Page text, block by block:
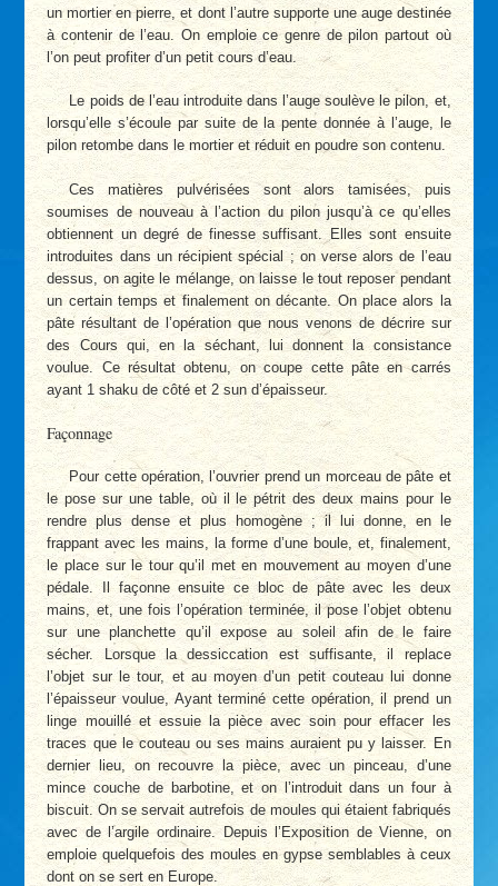
un mortier en pierre, et dont l’autre supporte une auge destinée
à contenir de l’eau. On emploie ce genre de pilon partout où
l’on peut profiter d’un petit cours d’eau.
Le poids de l’eau introduite dans l’auge soulève le pilon, et,
lorsqu’elle s’écoule par suite de la pente donnée à l’auge, le
pilon retombe dans le mortier et réduit en poudre son contenu.
Ces matières pulvérisées sont alors tamisées, puis
soumises de nouveau à l’action du pilon jusqu’à ce qu’elles
obtiennent un degré de finesse suffisant. Elles sont ensuite
introduites dans un récipient spécial ; on verse alors de l’eau
dessus, on agite le mélange, on laisse le tout reposer pendant
un certain temps et finalement on décante. On place alors la
pâte résultant de l’opération que nous venons de décrire sur
des Cours qui, en la séchant, lui donnent la consistance
voulue. Ce résultat obtenu, on coupe cette pâte en carrés
ayant 1 shaku de côté et 2 sun d’épaisseur.
Façonnage
Pour cette opération, l’ouvrier prend un morceau de pâte et
le pose sur une table, où il le pétrit des deux mains pour le
rendre plus dense et plus homogène ; il lui donne, en le
frappant avec les mains, la forme d’une boule, et, finalement,
le place sur le tour qu’il met en mouvement au moyen d’une
pédale. Il façonne ensuite ce bloc de pâte avec les deux
mains, et, une fois l’opération terminée, il pose l’objet obtenu
sur une planchette qu’il expose au soleil afin de le faire
sécher. Lorsque la dessiccation est suffisante, il replace
l’objet sur le tour, et au moyen d’un petit couteau lui donne
l’épaisseur voulue, Ayant terminé cette opération, il prend un
linge mouillé et essuie la pièce avec soin pour effacer les
traces que le couteau ou ses mains auraient pu y laisser. En
dernier lieu, on recouvre la pièce, avec un pinceau, d’une
mince couche de barbotine, et on l’introduit dans un four à
biscuit. On se servait autrefois de moules qui étaient fabriqués
avec de l’argile ordinaire. Depuis l’Exposition de Vienne, on
emploie quelquefois des moules en gypse semblables à ceux
dont on se sert en Europe.